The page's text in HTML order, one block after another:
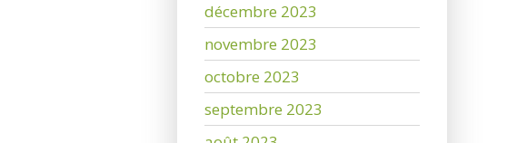
décembre 2023
novembre 2023
octobre 2023
septembre 2023